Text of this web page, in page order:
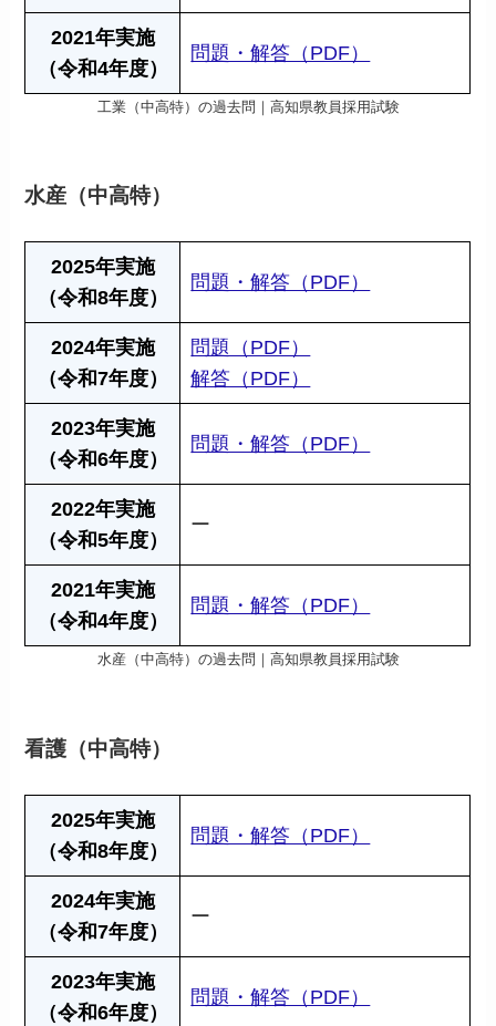
2021年実施
（令和4年度）
問題・解答（PDF）
工業（中高特）の過去問｜高知県教員採用試験
水産（中高特）
2025年実施
（令和8年度）
問題・解答（PDF）
2024年実施
（令和7年度）
問題（PDF）
解答（PDF）
2023年実施
（令和6年度）
問題・解答（PDF）
2022年実施
（令和5年度）
ー
2021年実施
（令和4年度）
問題・解答（PDF）
水産（中高特）の過去問｜高知県教員採用試験
看護（中高特）
2025年実施
（令和8年度）
問題・解答（PDF）
2024年実施
（令和7年度）
ー
2023年実施
（令和6年度）
問題・解答（PDF）